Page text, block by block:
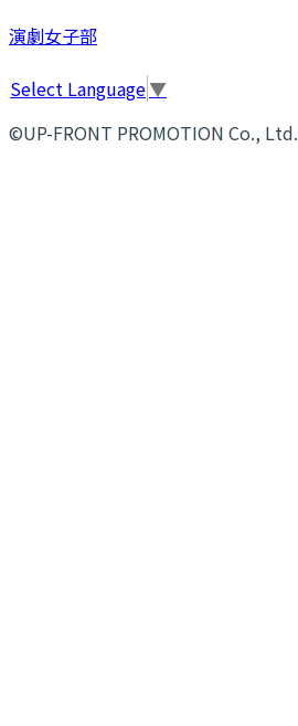
演劇女子部
Select Language▼
©UP-FRONT PROMOTION Co., Ltd.